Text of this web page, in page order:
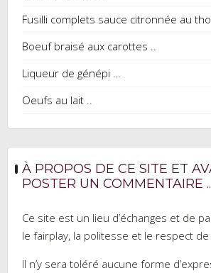
Fusilli complets sauce citronnée au
Boeuf braisé aux carottes ..
Liqueur de génépi …
Oeufs au lait ..
À PROPOS DE CE SITE ET
POSTER UN COMMENTAIRE ..
Ce site est un lieu d’échanges et de
le fairplay, la politesse et le respect de
Il n’y sera toléré aucune forme